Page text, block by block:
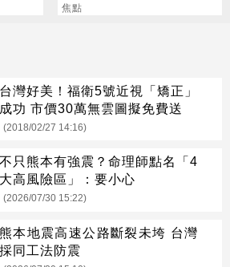
焦點
台灣好美！福衛5號近視「矯正」
成功 市價30萬無雲圖擬免費送
(2018/02/27 14:16)
不只熊本有強震？命理師點名「4
大高風險區」：要小心
(2026/07/30 15:22)
熊本地震高速公路斷裂未垮 台灣
採同工法防震